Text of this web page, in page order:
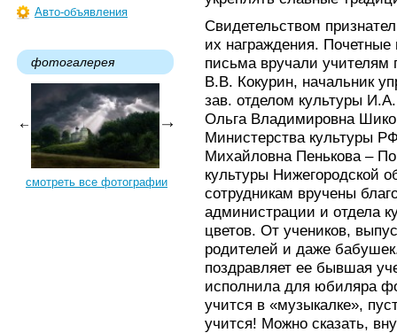
Авто-объявления
фотогалерея
смотреть все фотографии
Свидетельством
их награждения.
письма вручали учителям
В.В. Кокурин, начальник
зав. отделом культуры
Ольга Владимировна
Министерства культуры
Михайловна Пенькова –
культуры Нижегородской
сотрудникам вручены
администрации и отдела
цветов. От учеников,
родителей и даже
поздравляет ее бывшая
исполнила для юбиляра
учится в «музыкалке»,
учится! Можно сказать,